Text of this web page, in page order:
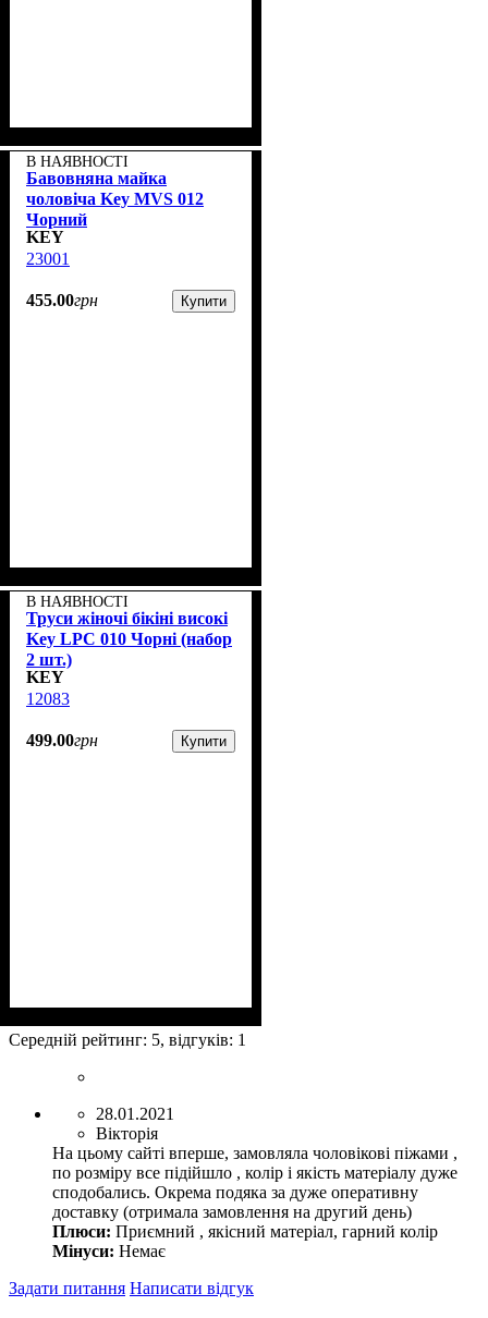
В НАЯВНОСТІ
Бавовняна майка
чоловіча Key MVS 012
Чорний
KEY
23001
455.00грн Купити
В НАЯВНОСТІ
Труси жіночі бікіні високі
Key LPC 010 Чорні (набор
2 шт.)
KEY
12083
499.00грн Купити
Середній рейтинг: 5, відгуків: 1
28.01.2021
Вікторія
На цьому сайті вперше, замовляла чоловікові піжами ,
по розміру все підійшло , колір і якість матеріалу дуже
сподобались. Окрема подяка за дуже оперативну
доставку (отримала замовлення на другий день)
Плюси: Приємний , якісний матеріал, гарний колір
Мінуси: Немає
Задати питання Написати відгук